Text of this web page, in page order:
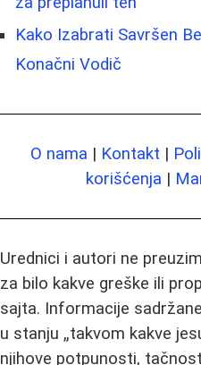
Kako Izabrati Savršen
Konačni Vodič
O nama | Kontakt |
korišćenja |
Urednici i autori ne
za bilo kakve greške ili
sajta. Informacije
u stanju „takvom kakve
njihove potpunosti,